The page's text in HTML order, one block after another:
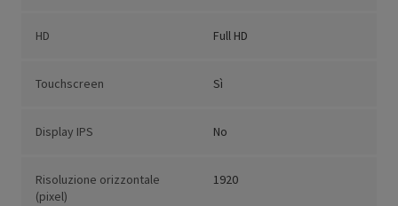
HD Full HD
Touchscreen Sì
Display IPS No
Risoluzione orizzontale
(pixel)
1920